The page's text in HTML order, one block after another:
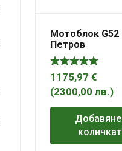
Мотоблок G52
Петров
1175,97 €
(2300,00 лв.)